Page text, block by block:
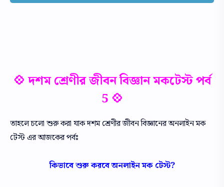
💠 দশম শ্রেণীর জীবন বিজ্ঞান মকটেস্ট পর্ব
5 💠
তাহলে চলো শুরু করা যাক দশম শ্রেণীর জীবন বিজ্ঞানের অনলাইন মক
টেস্ট এর আজকের পর্বঃ
কিভাবে শুরু করবে অনলাইন মক টেস্ট?